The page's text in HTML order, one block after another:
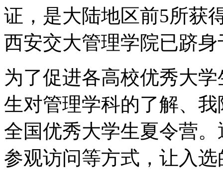
证，是大陆地区前5所获
西安交大管理学院已跻
为了促进各高校优秀大
生对管理学科的了解、
全国优秀大学生夏令营
参观访问等方式，让入